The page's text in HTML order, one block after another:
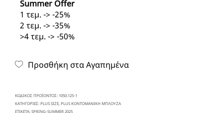
Summer Offer
1 τεμ. -> -25%
2 τεμ. -> -35%
>4 τεμ. -> -50%
Προσθήκη στα Αγαπημένα
ΚΩΔΙΚΌΣ ΠΡΟΪΌΝΤΟΣ: 1050.125-1
ΚΑΤΗΓΟΡΊΕΣ:PLUS SIZE PLUS ΚΟΝΤΟΜΑΝΙΚΗ ΜΠΛΟΥΖΑ
ΕΤΙΚΈΤΑ:SPRING-SUMMER 2025